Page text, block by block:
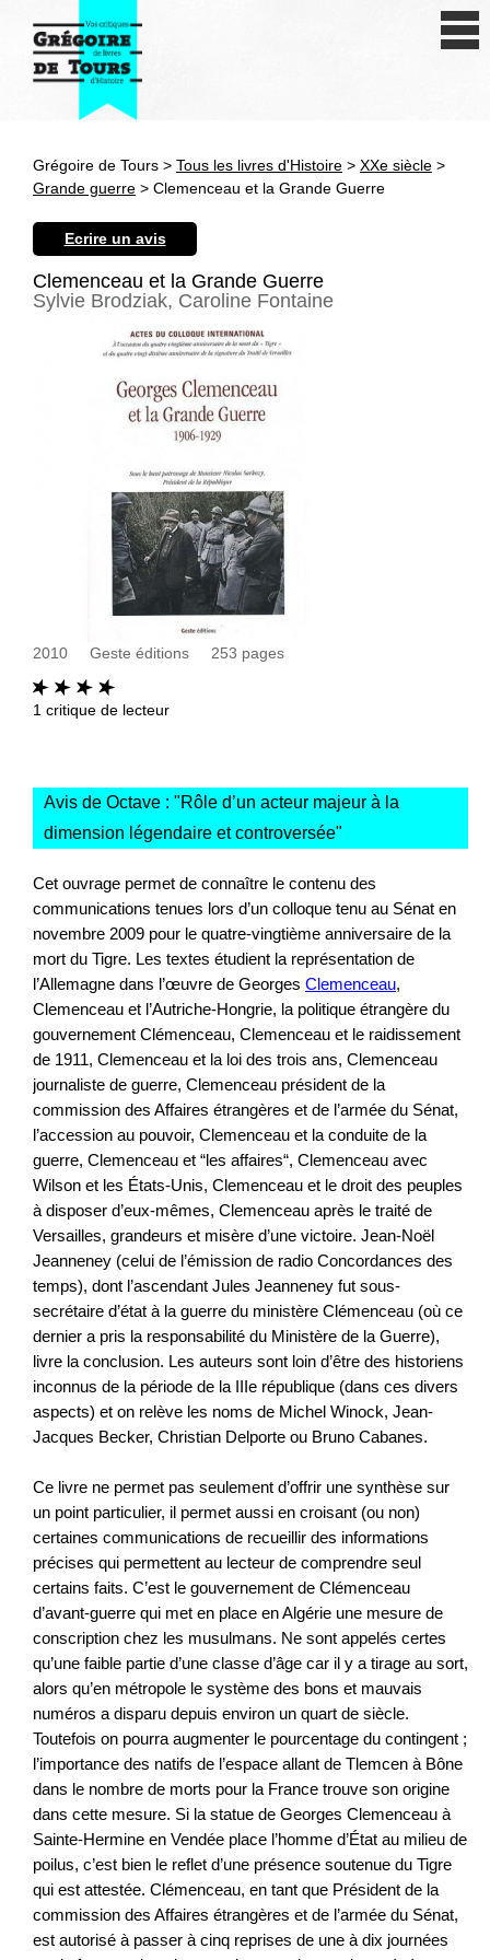
Antiquité
Epoque moderne
Autres civilisations
Thématiques
Grégoire de Tours > Tous les livres d'Histoire > XXe siècle >
Grande guerre > Clemenceau et la Grande Guerre
Ecrire un avis
Clemenceau et la Grande Guerre
Sylvie Brodziak, Caroline Fontaine
2010 Geste éditions 253 pages
1 critique de lecteur
Avis de Octave : "Rôle d’un acteur majeur à la
dimension légendaire et controversée"
Cet ouvrage permet de connaître le contenu des
communications tenues lors d’un colloque tenu au Sénat en
novembre 2009 pour le quatre-vingtième anniversaire de la
mort du Tigre. Les textes étudient la représentation de
l’Allemagne dans l’œuvre de Georges Clemenceau,
Clemenceau et l’Autriche-Hongrie, la politique étrangère du
gouvernement Clémenceau, Clemenceau et le raidissement
de 1911, Clemenceau et la loi des trois ans, Clemenceau
journaliste de guerre, Clemenceau président de la
commission des Affaires étrangères et de l’armée du Sénat,
l’accession au pouvoir, Clemenceau et la conduite de la
guerre, Clemenceau et “les affaires“, Clemenceau avec
Wilson et les États-Unis, Clemenceau et le droit des peuples
à disposer d’eux-mêmes, Clemenceau après le traité de
Versailles, grandeurs et misère d’une victoire. Jean-Noël
Jeanneney (celui de l’émission de radio Concordances des
temps), dont l’ascendant Jules Jeanneney fut sous-
secrétaire d’état à la guerre du ministère Clémenceau (où ce
dernier a pris la responsabilité du Ministère de la Guerre),
livre la conclusion. Les auteurs sont loin d’être des historiens
inconnus de la période de la IIIe république (dans ces divers
aspects) et on relève les noms de Michel Winock, Jean-
Jacques Becker, Christian Delporte ou Bruno Cabanes.
Ce livre ne permet pas seulement d’offrir une synthèse sur
un point particulier, il permet aussi en croisant (ou non)
certaines communications de recueillir des informations
précises qui permettent au lecteur de comprendre seul
certains faits. C’est le gouvernement de Clémenceau
d’avant-guerre qui met en place en Algérie une mesure de
conscription chez les musulmans. Ne sont appelés certes
qu’une faible partie d’une classe d’âge car il y a tirage au sort,
alors qu’en métropole le système des bons et mauvais
numéros a disparu depuis environ un quart de siècle.
Toutefois on pourra augmenter le pourcentage du contingent ;
l’importance des natifs de l’espace allant de Tlemcen à Bône
dans le nombre de morts pour la France trouve son origine
dans cette mesure. Si la statue de Georges Clemenceau à
Sainte-Hermine en Vendée place l’homme d’État au milieu de
poilus, c’est bien le reflet d’une présence soutenue du Tigre
qui est attestée. Clémenceau, en tant que Président de la
commission des Affaires étrangères et de l’armée du Sénat,
est autorisé à passer à cinq reprises de une à dix journées